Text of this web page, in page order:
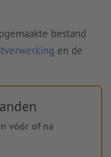
bestand
en de
vóór of na